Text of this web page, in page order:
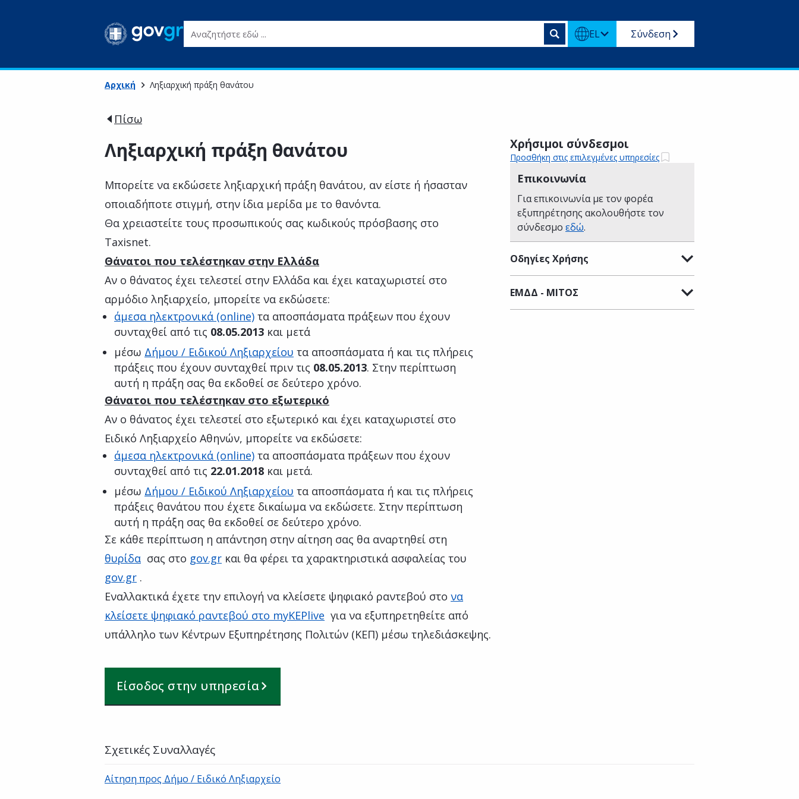
Αναζητήστε εδώ ... EL Σύνδεση
Αρχική Ληξιαρχική πράξη θανάτου
Πίσω
Ληξιαρχική πράξη θανάτου
Μπορείτε να εκδώσετε ληξιαρχική πράξη θανάτου, αν είστε ή ήσασταν
οποιαδήποτε στιγμή, στην ίδια μερίδα με το θανόντα.
Θα χρειαστείτε τους προσωπικούς σας κωδικούς πρόσβασης στο
Taxisnet.
Θάνατοι που τελέστηκαν στην Ελλάδα
Αν ο θάνατος έχει τελεστεί στην Ελλάδα και έχει καταχωριστεί στο
αρμόδιο ληξιαρχείο, μπορείτε να εκδώσετε:
άμεσα ηλεκτρονικά (online) τα αποσπάσματα πράξεων που έχουν
συνταχθεί από τις 08.05.2013 και μετά
μέσω Δήμου / Ειδικού Ληξιαρχείου τα αποσπάσματα ή και τις πλήρεις
πράξεις που έχουν συνταχθεί πριν τις 08.05.2013. Στην περίπτωση
αυτή η πράξη σας θα εκδοθεί σε δεύτερο χρόνο.
Θάνατοι που τελέστηκαν στο εξωτερικό
Αν ο θάνατος έχει τελεστεί στο εξωτερικό και έχει καταχωριστεί στο
Ειδικό Ληξιαρχείο Αθηνών, μπορείτε να εκδώσετε:
άμεσα ηλεκτρονικά (online) τα αποσπάσματα πράξεων που έχουν
συνταχθεί από τις 22.01.2018 και μετά.
μέσω Δήμου / Ειδικού Ληξιαρχείου τα αποσπάσματα ή και τις πλήρεις
πράξεις θανάτου που έχετε δικαίωμα να εκδώσετε. Στην περίπτωση
αυτή η πράξη σας θα εκδοθεί σε δεύτερο χρόνο.
Σε κάθε περίπτωση η απάντηση στην αίτηση σας θα αναρτηθεί στη
θυρίδα σας στο gov.gr και θα φέρει τα χαρακτηριστικά ασφαλείας του
gov.gr .
Εναλλακτικά έχετε την επιλογή να κλείσετε ψηφιακό ραντεβού στο να
κλείσετε ψηφιακό ραντεβού στο myKEPlive για να εξυπηρετηθείτε από
υπάλληλο των Κέντρων Εξυπηρέτησης Πολιτών (ΚΕΠ) μέσω τηλεδιάσκεψης.
Είσοδος στην υπηρεσία
Χρήσιμοι σύνδεσμοι
Προσθήκη στις επιλεγμένες υπηρεσίες
Επικοινωνία
Για επικοινωνία με τον φορέα
εξυπηρέτησης ακολουθήστε τον
σύνδεσμο εδώ.
Οδηγίες Χρήσης
ΕΜΔΔ - ΜΙΤΟΣ
Σχετικές Συναλλαγές
Αίτηση προς Δήμο / Ειδικό Ληξιαρχείο